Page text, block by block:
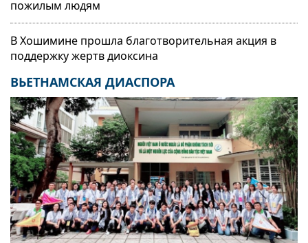
пожилым людям
В Хошимине прошла благотворительная акция в
поддержку жертв диоксина
ВЬЕТНАМСКАЯ ДИАСПОРА